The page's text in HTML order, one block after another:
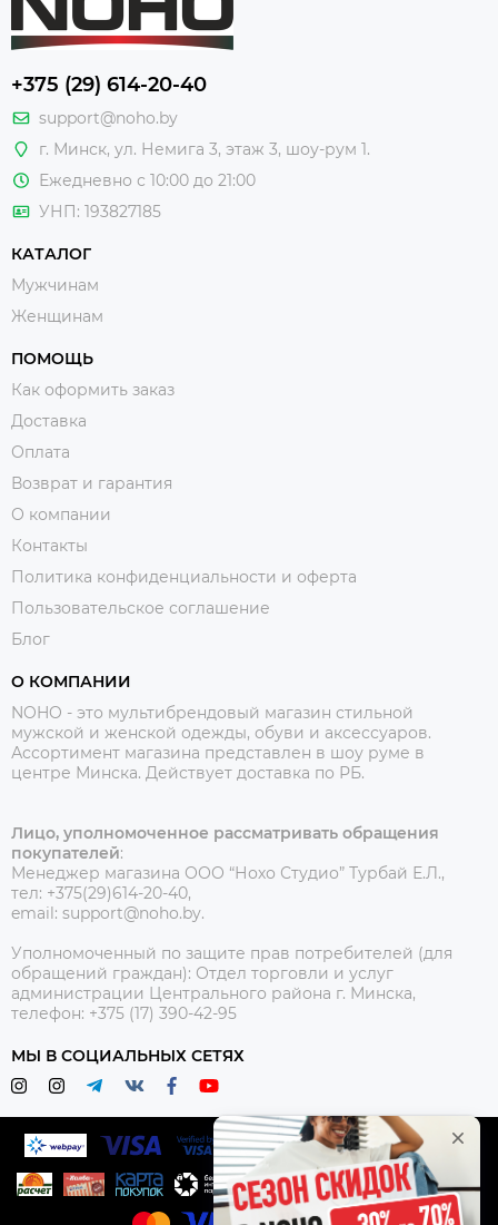
+375 (29) 614-20-40
support@noho.by
г. Минск, ул. Немига 3, этаж 3, шоу-рум 1.
Ежедневно с 10:00 до 21:00
УНП: 193827185
КАТАЛОГ
Мужчинам
Женщинам
ПОМОЩЬ
Как оформить заказ
Доставка
Оплата
Возврат и гарантия
О компании
Контакты
Политика конфиденциальности и оферта
Пользовательское соглашение
Блог
О КОМПАНИИ
NOHO - это мультибрендовый магазин стильной
мужской и женской одежды, обуви и аксессуаров.
Ассортимент магазина представлен в шоу руме в
центре Минска. Действует доставка по РБ.
Лицо, уполномоченное рассматривать обращения
покупателей:
Менеджер магазина ООО “Нохо Студио” Турбай Е.Л.,
тел: +375(29)614-20-40,
email: support@noho.by.
Уполномоченный по защите прав потребителей (для
обращений граждан): Отдел торговли и услуг
администрации Центрального района г. Минска,
телефон: +375 (17) 390-42-95
МЫ В СОЦИАЛЬНЫХ СЕТЯХ